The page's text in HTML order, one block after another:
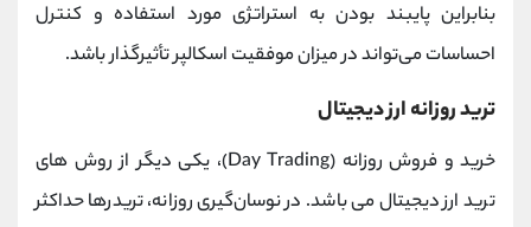
بنابراین پایبند بودن به استراتژی مورد استفاده و کنترل
احساسات می‌تواند در میزان موفقیت اسکالپر تأثیرگذار باشد.
ترید روزانه ارز دیجیتال
خرید و فروش روزانه (Day Trading)، یکی دیگر از روش های
ترید ارز دیجیتال می باشد. در نوسان‌گیری روزانه، تریدرها حداکثر